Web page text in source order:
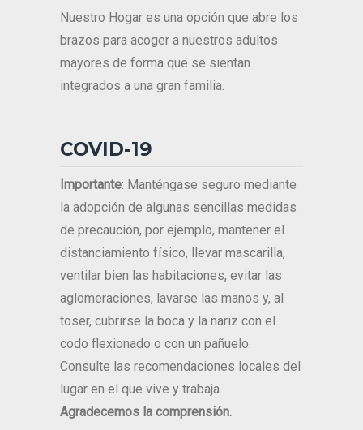
Nuestro Hogar es una opción que abre los
brazos para acoger a nuestros adultos
mayores de forma que se sientan
integrados a una gran familia.
COVID-19
Importante: Manténgase seguro mediante
la adopción de algunas sencillas medidas
de precaución, por ejemplo, mantener el
distanciamiento físico, llevar mascarilla,
ventilar bien las habitaciones, evitar las
aglomeraciones, lavarse las manos y, al
toser, cubrirse la boca y la nariz con el
codo flexionado o con un pañuelo.
Consulte las recomendaciones locales del
lugar en el que vive y trabaja.
Agradecemos la comprensión.